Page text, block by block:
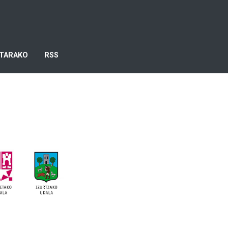
RSS